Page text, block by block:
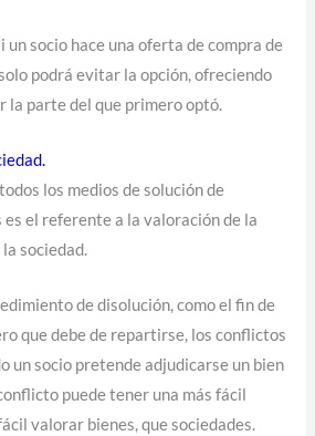
socio hace una oferta de compra de
podrá evitar la opción, ofreciendo
la parte del que primero optó.
los medios de solución de
el referente a la valoración de la
sociedad.
de disolución, como el fin de
que debe de repartirse, los conflictos
un socio pretende adjudicarse un bien
puede tener una más fácil
valorar bienes, que sociedades.